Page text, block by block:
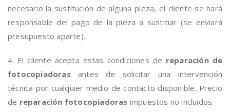
necesario la sustitución de alguna pieza, el cliente se hará
responsable del pago de la pieza a sustituir (se enviará
presupuesto aparte).
4. El cliente acepta estas condiciones de reparación de
fotocopiadoras antes de solicitar una intervención
técnica por cualquier medio de contacto disponible. Precio
de reparación fotocopiadoras impuestos no incluidos.